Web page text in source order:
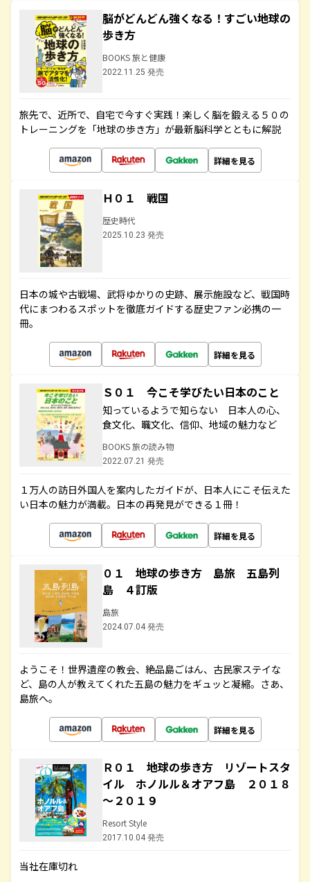
脳がどんどん強くなる！すごい地球の
歩き方
BOOKS 旅と健康
2022.11.25 発売
旅先で、近所で、自宅で今すぐ実践！楽しく脳を鍛える５０の
トレーニングを「地球の歩き方」が最新脳科学とともに解説
詳細を見る
Ｈ０１ 戦国
歴史時代
2025.10.23 発売
日本の城や古戦場、武将ゆかりの史跡、展示施設など、戦国時
代にまつわるスポットを徹底ガイドする歴史ファン必携の一
冊。
詳細を見る
Ｓ０１ 今こそ学びたい日本のこと
知っているようで知らない 日本人の心、
食文化、職文化、信仰、地域の魅力など
BOOKS 旅の読み物
2022.07.21 発売
１万人の訪日外国人を案内したガイドが、日本人にこそ伝えた
い日本の魅力が満載。日本の再発見ができる１冊！
詳細を見る
０１ 地球の歩き方 島旅 五島列
島 ４訂版
島旅
2024.07.04 発売
ようこそ！世界遺産の教会、絶品島ごはん、古民家ステイな
ど、島の人が教えてくれた五島の魅力をギュッと凝縮。さあ、
島旅へ。
詳細を見る
Ｒ０１ 地球の歩き方 リゾートスタ
イル ホノルル＆オアフ島 ２０１８
～２０１９
Resort Style
2017.10.04 発売
当社在庫切れ